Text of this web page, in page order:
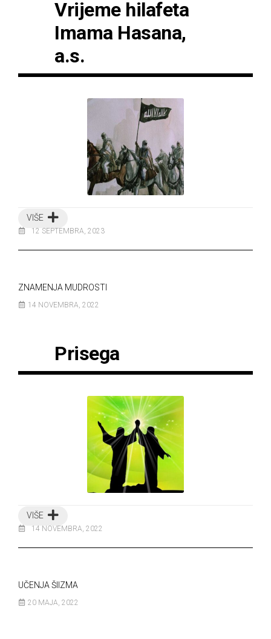
Vrijeme hilafeta
Imama Hasana,
a.s.
VIŠE
12 SEPTEMBRA, 2023
ZNAMENJA MUDROSTI
14 NOVEMBRA, 2022
Prisega
VIŠE
14 NOVEMBRA, 2022
UČENJA ŠIIZMA
20 MAJA, 2022